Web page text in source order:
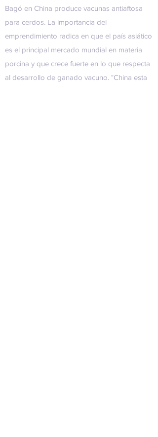
Bagó en China produce vacunas antiaftosa
para cerdos. La importancia del
emprendimiento radica en que el país asiático
es el principal mercado mundial en materia
porcina y que crece fuerte en lo que respecta
al desarrollo de ganado vacuno. "China esta